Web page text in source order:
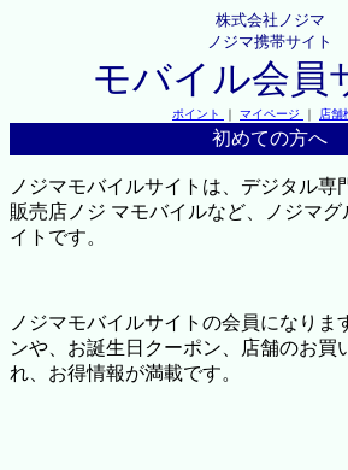
株式会社ノジマ
ノジマ携帯サイト
モバイル会員
ポイント ｜ マイページ ｜ 店舗
初めての方へ
ノジマモバイルサイトは、デジタル専
販売店ノジ マモバイルなど、ノジマ
イトです。
ノジマモバイルサイトの会員になりま
ンや、お誕生日クーポン、店舗のお買
れ、お得情報が満載です。